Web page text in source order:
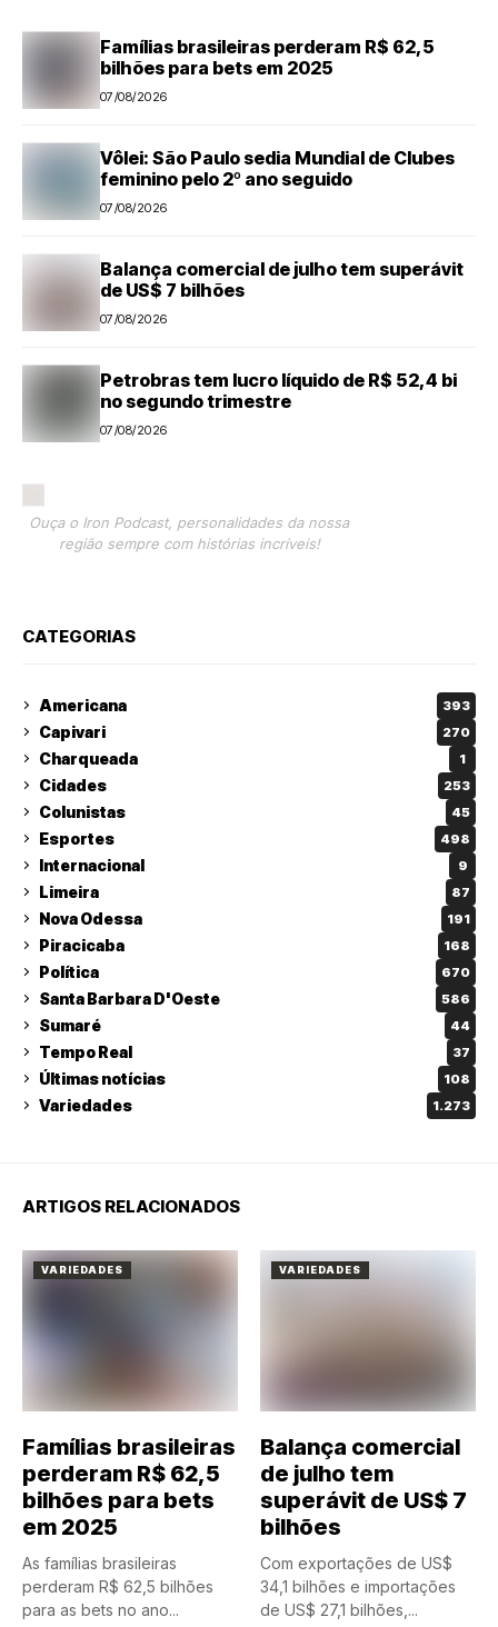
Famílias brasileiras perderam R$ 62,5
bilhões para bets em 2025
07/08/2026
Vôlei: São Paulo sedia Mundial de Clubes
feminino pelo 2º ano seguido
07/08/2026
Balança comercial de julho tem superávit
de US$ 7 bilhões
07/08/2026
Petrobras tem lucro líquido de R$ 52,4 bi
no segundo trimestre
07/08/2026
Ouça o Iron Podcast, personalidades da nossa
região sempre com histórias incríveis!
CATEGORIAS
Americana 393
Capivari 270
Charqueada 1
Cidades 253
Colunistas 45
Esportes 498
Internacional 9
Limeira 87
Nova Odessa 191
Piracicaba 168
Política 670
Santa Barbara D'Oeste 586
Sumaré 44
Tempo Real 37
Últimas notícias 108
Variedades 1.273
ARTIGOS RELACIONADOS
VARIEDADES
Famílias brasileiras
perderam R$ 62,5
bilhões para bets
em 2025
As famílias brasileiras
perderam R$ 62,5 bilhões
para as bets no ano...
VARIEDADES
Balança comercial
de julho tem
superávit de US$ 7
bilhões
Com exportações de US$
34,1 bilhões e importações
de US$ 27,1 bilhões,...